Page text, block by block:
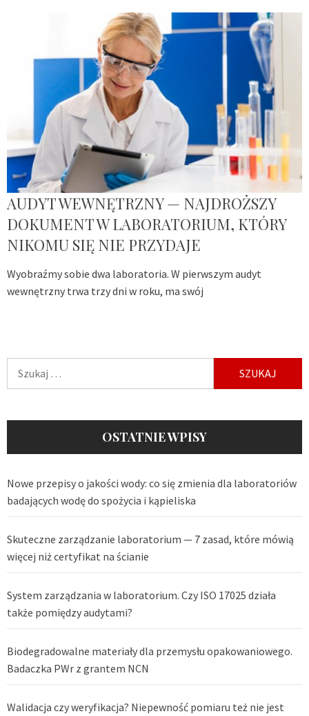
AUDYT WEWNĘTRZNY — NAJDROŻSZY
DOKUMENT W LABORATORIUM, KTÓRY
NIKOMU SIĘ NIE PRZYDAJE
Wyobraźmy sobie dwa laboratoria. W pierwszym audyt
wewnętrzny trwa trzy dni w roku, ma swój
OSTATNIE WPISY
Nowe przepisy o jakości wody: co się zmienia dla laboratoriów
badających wodę do spożycia i kąpieliska
Skuteczne zarządzanie laboratorium — 7 zasad, które mówią
więcej niż certyfikat na ścianie
System zarządzania w laboratorium. Czy ISO 17025 działa
także pomiędzy audytami?
Biodegradowalne materiały dla przemysłu opakowaniowego.
Badaczka PWr z grantem NCN
Walidacja czy weryfikacja? Niepewność pomiaru też nie jest